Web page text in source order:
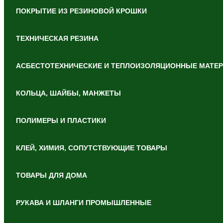
ПОКРЫТИЕ ИЗ РЕЗИНОВОЙ КРОШКИ
ТЕХНИЧЕСКАЯ РЕЗИНА
АСБЕСТОТЕХНИЧЕСКИЕ И ТЕПЛОИЗОЛЯЦИОННЫЕ
КОЛЬЦА, ШАЙБЫ, МАНЖЕТЫ
ПОЛИМЕРЫ И ПЛАСТИКИ
КЛЕЙ, ХИМИЯ, СОПУТСТВУЮЩИЕ ТОВАРЫ
ТОВАРЫ ДЛЯ ДОМА
РУКАВА И ШЛАНГИ ПРОМЫШЛЕННЫЕ